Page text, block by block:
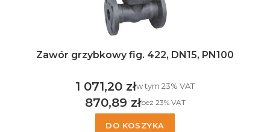
Zawór grzybkowy fig. 422, DN15, PN100
Cena brutto
1 071,20 złw tym %s VAT
w tym 23% VAT
Cena netto
870,89 złbez 23% VAT
DO KOSZYKA